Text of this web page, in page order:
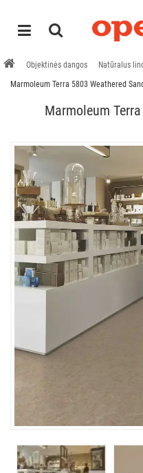
Objektinės dangos Natūralus
Marmoleum Terra 5803 Weathered Sand
Marmoleum